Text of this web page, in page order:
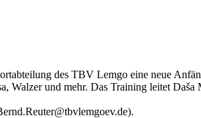
des TBV Lemgo eine neue
Walzer und mehr. Das Training leitet